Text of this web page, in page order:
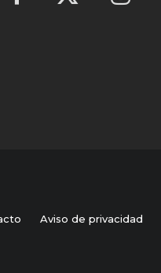
Aviso de privacidad